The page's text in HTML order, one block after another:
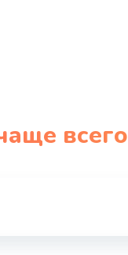
всего